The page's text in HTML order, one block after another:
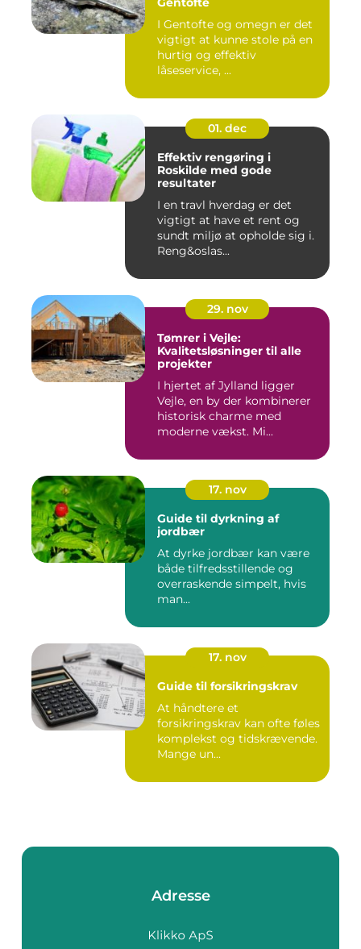
I Gentofte og omegn er det
vigtigt at kunne stole på en
hurtig og effektiv
låseservice, ...
01. dec
Effektiv rengøring i
Roskilde med gode
resultater
I en travl hverdag er det
vigtigt at have et rent og
sundt miljø at opholde sig i.
Reng&oslas...
29. nov
Tømrer i Vejle:
Kvalitetsløsninger til alle
projekter
I hjertet af Jylland ligger
Vejle, en by der kombinerer
historisk charme med
moderne vækst. Mi...
17. nov
Guide til dyrkning af
jordbær
At dyrke jordbær kan være
både tilfredsstillende og
overraskende simpelt, hvis
man...
17. nov
Guide til forsikringskrav
At håndtere et
forsikringskrav kan ofte føles
komplekst og tidskrævende.
Mange un...
Adresse